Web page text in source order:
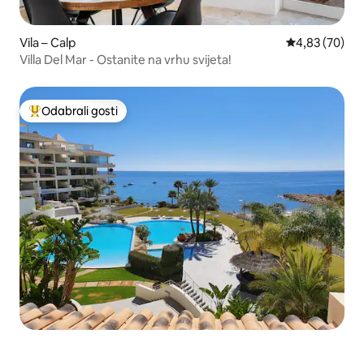
Vila – Calp Prosječna
4,83 (70)
Villa Del Mar - Ostanite na vrhu svijeta!
Među najviše rangiranima s oznakom „Odabrali gosti”
Odabrali gosti